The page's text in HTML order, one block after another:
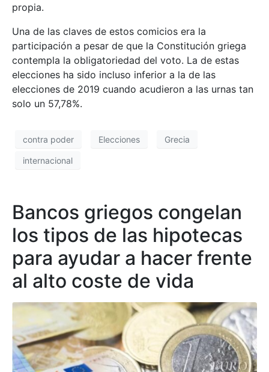
propia.
Una de las claves de estos comicios era la
participación a pesar de que la Constitución griega
contempla la obligatoriedad del voto. La de estas
elecciones ha sido incluso inferior a la de las
elecciones de 2019 cuando acudieron a las urnas tan
solo un 57,78%.
contra poder Elecciones Grecia
internacional
Bancos griegos congelan
los tipos de las hipotecas
para ayudar a hacer frente
al alto coste de vida